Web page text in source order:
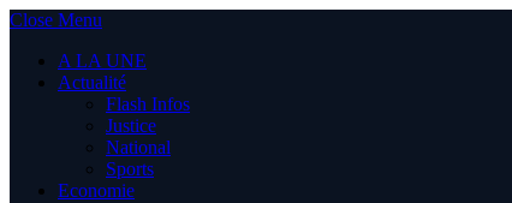
Close Menu
A LA UNE
Actualité
Flash Infos
Justice
National
Sports
Economie